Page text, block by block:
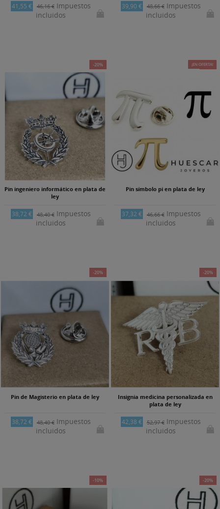
41,55 € 46,16 €Impuestos
incluidos
39,90 € 48,66 €Impuestos
incluidos
-20%
Pin ingeniero informático en plata de
ley
38,72 € 48,40 €Impuestos
incluidos
-20%
¡EN OFERTA!
Pin símbolo pi en plata de ley
37,32 € 46,66 €Impuestos
incluidos
-20%
Pin de Magisterio en plata de ley
38,72 € 48,40 €Impuestos
incluidos
-20%
Insignia medicina personalizada en
plata de ley
42,38 € 52,97 €Impuestos
incluidos
-10% -20%